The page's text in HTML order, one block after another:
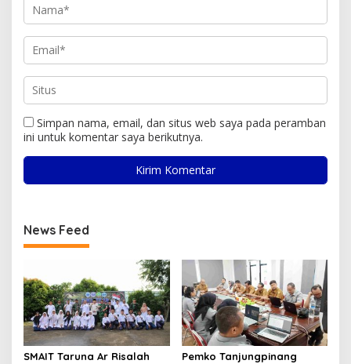
Simpan nama, email, dan situs web saya pada peramban
ini untuk komentar saya berikutnya.
News Feed
SMAIT Taruna Ar Risalah
Pemko Tanjungpinang